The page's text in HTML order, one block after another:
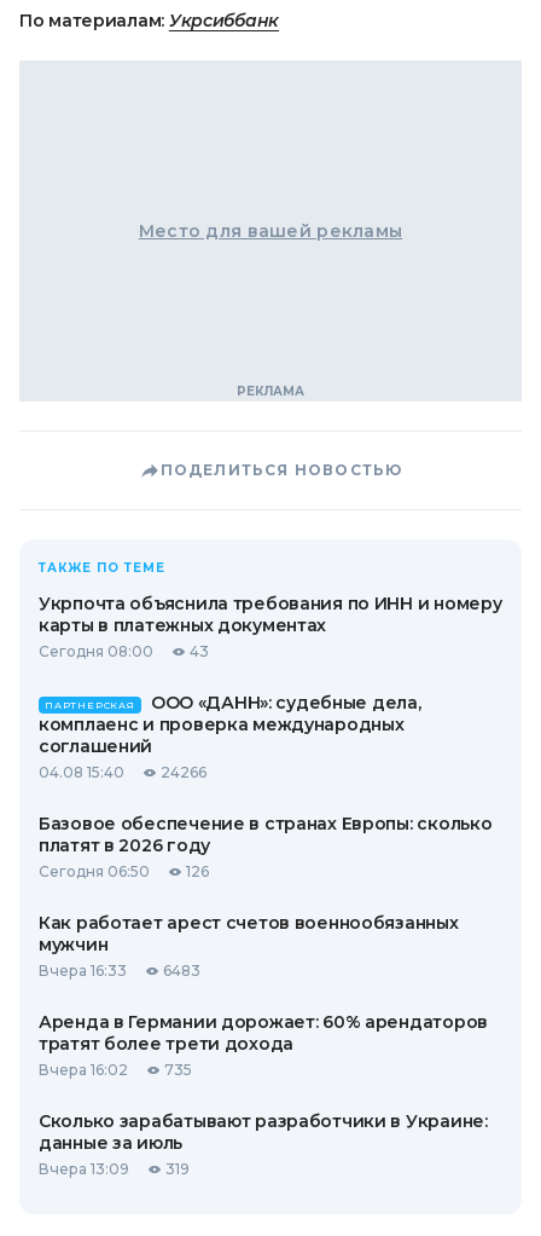
По материалам: Укрсиббанк
Место для вашей рекламы
ПОДЕЛИТЬСЯ НОВОСТЬЮ
ТАКЖЕ ПО ТЕМЕ
Укрпочта объяснила требования по ИНН и номеру
карты в платежных документах
Сегодня 08:00 43
ПАРТНЕРСКАЯ
ООО «ДАНН»: судебные дела,
комплаенс и проверка международных
соглашений
04.08 15:40 24266
Базовое обеспечение в странах Европы: сколько
платят в 2026 году
Сегодня 06:50 126
Как работает арест счетов военнообязанных
мужчин
Вчера 16:33 6483
Аренда в Германии дорожает: 60% арендаторов
тратят более трети дохода
Вчера 16:02 735
Сколько зарабатывают разработчики в Украине:
данные за июль
Вчера 13:09 319